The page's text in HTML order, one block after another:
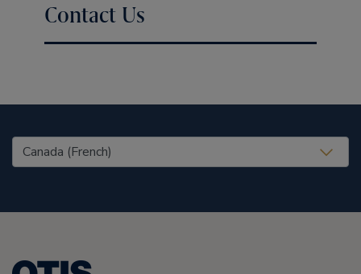
Contact Us
United States (EN)